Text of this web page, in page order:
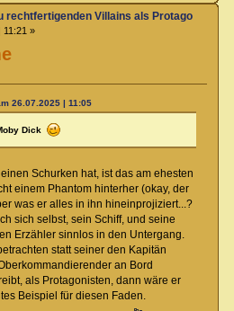
rechtfertigenden Villains als Protagonisten?
11:21 »
26.07.2025 | 11:05
Dick
Schurken hat, ist das am ehesten
einem Phantom hinterher (okay, der
was er alles in ihn hineinprojiziert...?
sich selbst, sein Schiff, und seine
Erzähler sinnlos in den Untergang.
statt seiner den Kapitän
an Bord
als Protagonisten, dann wäre er
Beispiel für diesen Faden.